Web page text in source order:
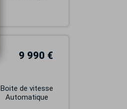
9 990 €
Boite de vitesse
Automatique